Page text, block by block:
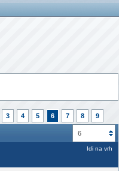
3 4 5 6 7 8 9
6
Idi na vrh